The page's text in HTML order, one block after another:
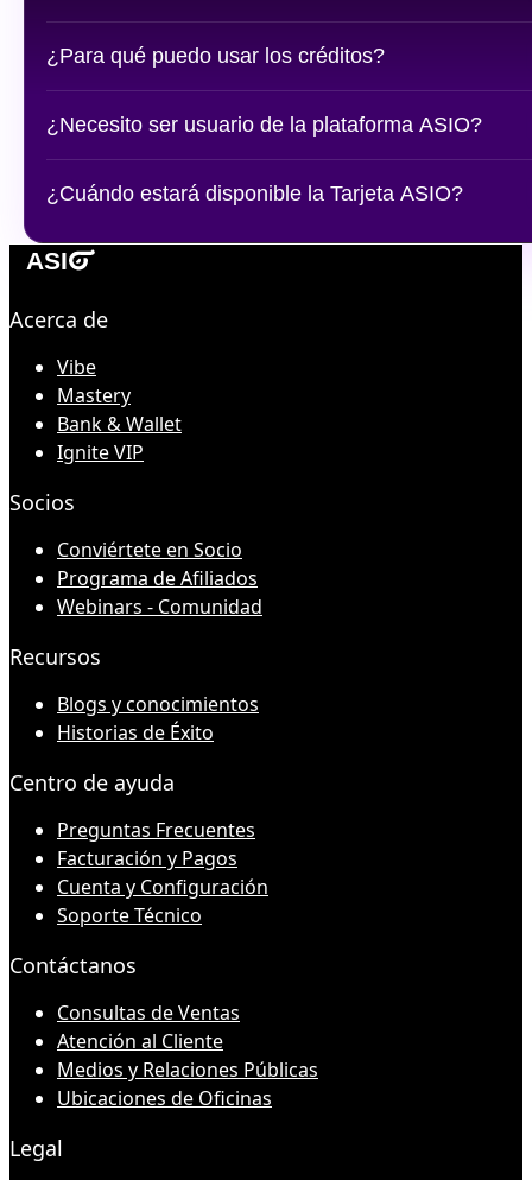
¿Para qué puedo usar los créditos?
¿Necesito ser usuario de la plataforma ASIO?
¿Cuándo estará disponible la Tarjeta ASIO?
Acerca de
Vibe
Mastery
Bank & Wallet
Ignite VIP
Socios
Conviértete en Socio
Programa de Afiliados
Webinars - Comunidad
Recursos
Blogs y conocimientos
Historias de Éxito
Centro de ayuda
Preguntas Frecuentes
Facturación y Pagos
Cuenta y Configuración
Soporte Técnico
Contáctanos
Consultas de Ventas
Atención al Cliente
Medios y Relaciones Públicas
Ubicaciones de Oficinas
Legal